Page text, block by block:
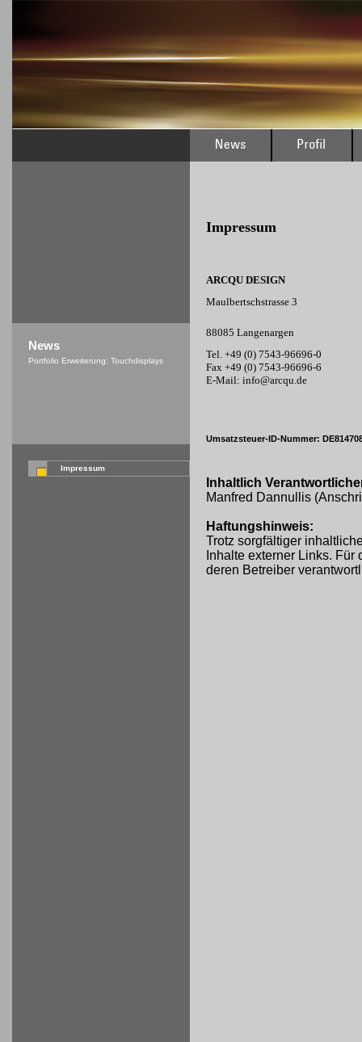
Impressum
ARCQU DESIGN
Maulbertschstrasse 3
88085 Langenargen
Tel. +49 (0) 7543-96696-0
Fax +49 (0) 7543-96696-6
E-Mail: info@arcqu.de
Umsatzsteuer-ID-Nummer:
Inhaltlich
Manfred Dannullis
Haftungshinweis:
Trotz sorgfältiger
Inhalte externer Links.
deren Betreiber
News
Portfolio Erweiterung: Touchdisplays
Impressum